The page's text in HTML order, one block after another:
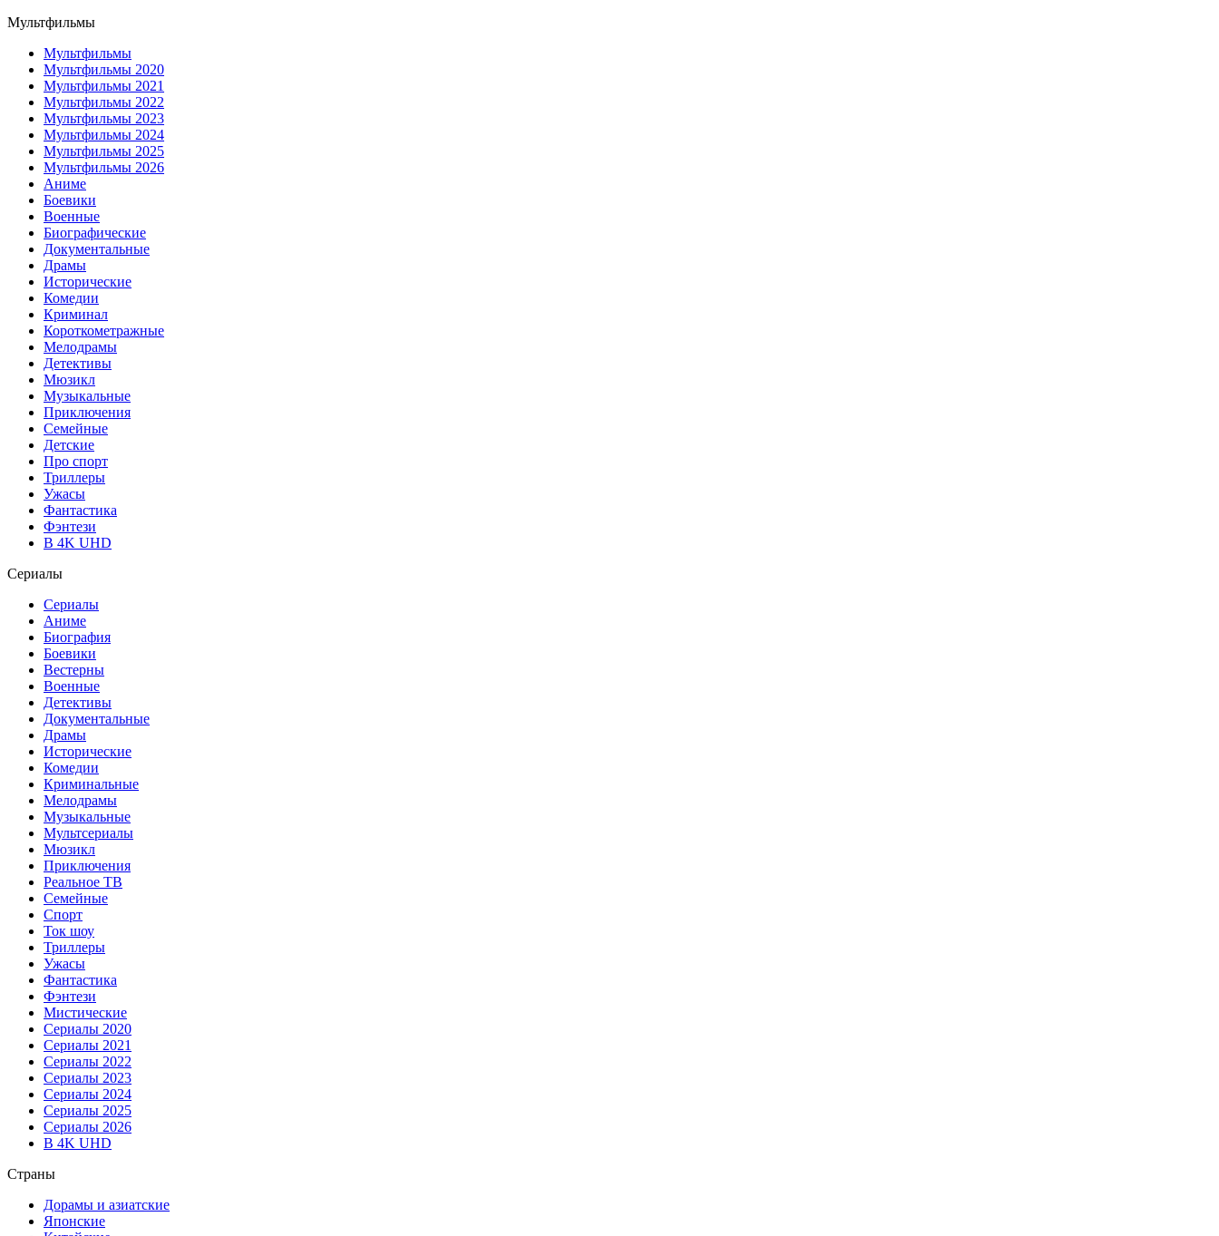
Мультфильмы
Мультфильмы
Мультфильмы 2020
Мультфильмы 2021
Мультфильмы 2022
Мультфильмы 2023
Мультфильмы 2024
Мультфильмы 2025
Мультфильмы 2026
Аниме
Боевики
Военные
Биографические
Документальные
Драмы
Исторические
Комедии
Криминал
Короткометражные
Мелодрамы
Детективы
Мюзикл
Музыкальные
Приключения
Семейные
Детские
Про спорт
Триллеры
Ужасы
Фантастика
Фэнтези
В 4K UHD
Сериалы
Сериалы
Аниме
Биография
Боевики
Вестерны
Военные
Детективы
Документальные
Драмы
Исторические
Комедии
Криминальные
Мелодрамы
Музыкальные
Мультсериалы
Мюзикл
Приключения
Реальное ТВ
Семейные
Спорт
Ток шоу
Триллеры
Ужасы
Фантастика
Фэнтези
Мистические
Сериалы 2020
Сериалы 2021
Сериалы 2022
Сериалы 2023
Сериалы 2024
Сериалы 2025
Сериалы 2026
В 4K UHD
Страны
Дорамы и азиатские
Японские